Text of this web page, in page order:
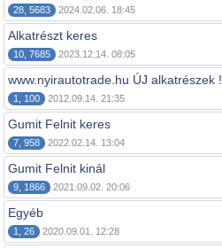
28, 5683 2024.02.06. 18:45
Alkatrészt keres
10, 7685 2023.12.14. 08:05
www.nyirautotrade.hu ÚJ alkatrészek !
1, 100 2012.09.14. 21:35
Gumit Felnit keres
7, 958 2022.02.14. 13:04
Gumit Felnit kinál
9, 1866 2021.09.02. 20:06
Egyéb
1, 26 2020.09.01. 12:28